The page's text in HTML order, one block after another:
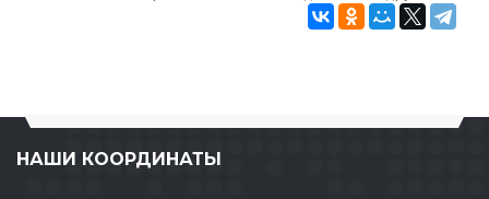
НАШИ КООРДИНАТЫ